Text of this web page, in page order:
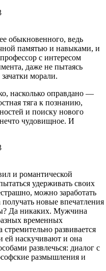
обыкновенного, ведь
памятью и навыками, и
с интересом
даже не пытаясь
морали.
насколько оправдано —
тяга к познанию,
и поиску нового
чудовищное. И
и романтической
удерживать своих
можно заработать
получать новые впечатления
Да никаких. Мужчина
временных
развивается
ей наскучивают и она
развлечься: диалог с
размышления и